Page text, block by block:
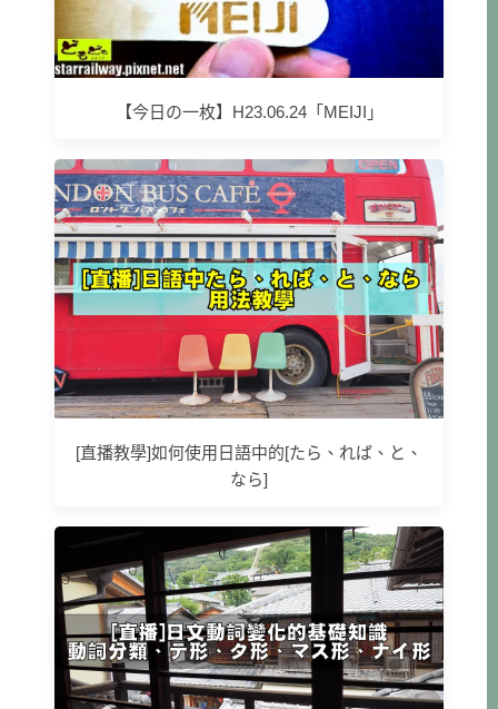
【今日の一枚】H23.06.24「MEIJI」
[直播教學]如何使用日語中的[たら、れば、と、
なら]